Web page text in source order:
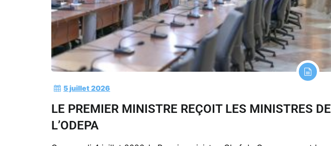
5 juillet 2026
LE PREMIER MINISTRE REÇOIT LES MINISTRES DE
L’ODEPA